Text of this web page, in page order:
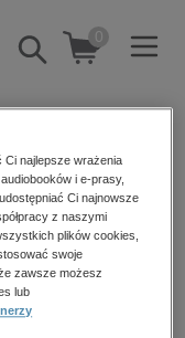
Pokaż/schowaj
wyszukiwarkę
0
najlepsze wrażenia
i e-prasy,
Ci najnowsze
z naszymi
plików cookies,
swoje
zawsze możesz
lub